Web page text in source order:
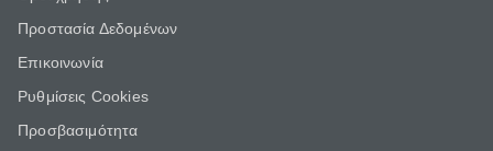
Προστασία Δεδομένων
Επικοινωνία
Ρυθμίσεις Cookies
Προσβασιμότητα